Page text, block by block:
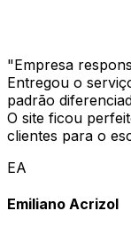
"Empresa
Entregou o
padrão
O site ficou
clientes para o
EA
Emiliano Acrizol